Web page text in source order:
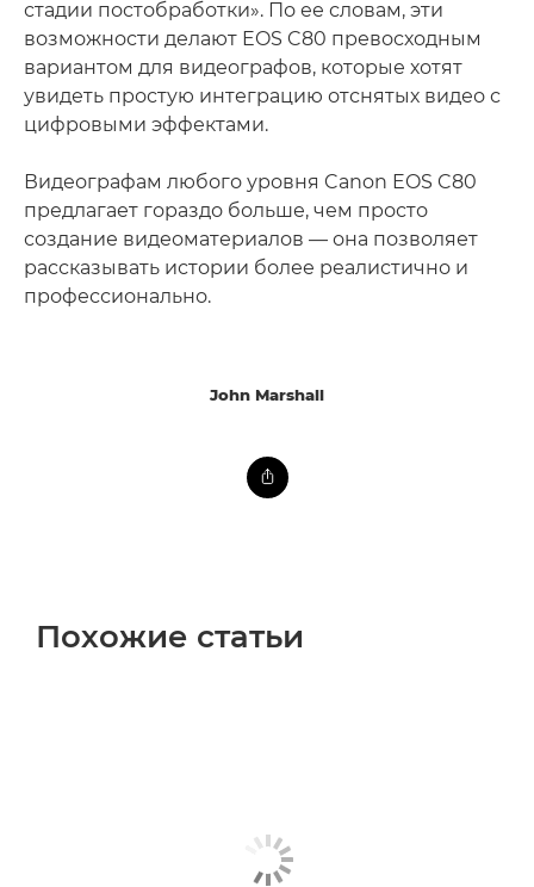
стадии постобработки». По ее словам, эти
возможности делают EOS C80 превосходным
вариантом для видеографов, которые хотят
увидеть простую интеграцию отснятых видео с
цифровыми эффектами.
Видеографам любого уровня Canon EOS C80
предлагает гораздо больше, чем просто
создание видеоматериалов — она позволяет
рассказывать истории более реалистично и
профессионально.
John Marshall
Похожие статьи